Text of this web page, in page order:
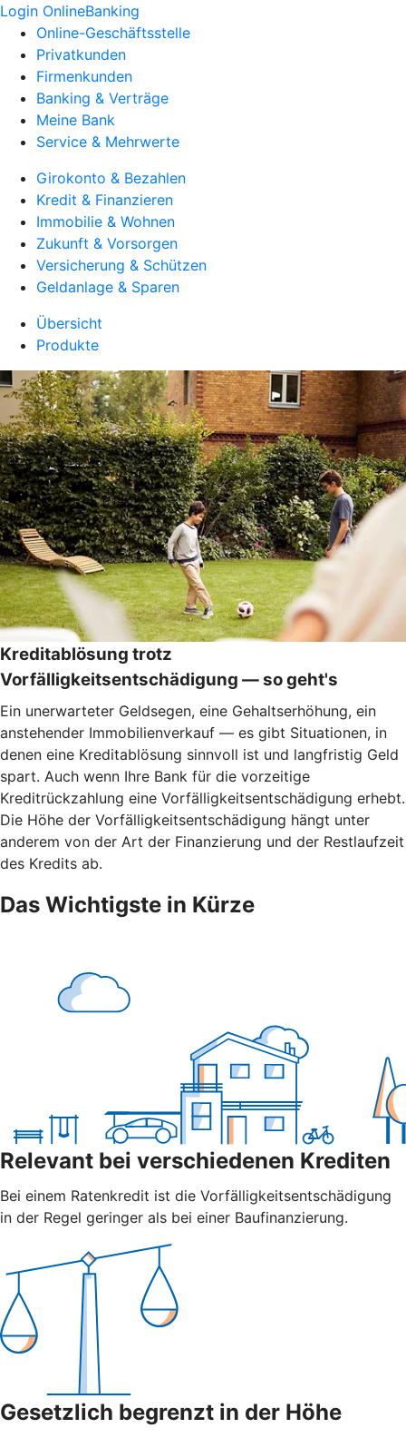
Login OnlineBanking
Online-Geschäftsstelle
Privatkunden
Firmenkunden
Banking & Verträge
Meine Bank
Service & Mehrwerte
Girokonto & Bezahlen
Kredit & Finanzieren
Immobilie & Wohnen
Zukunft & Vorsorgen
Versicherung & Schützen
Geldanlage & Sparen
Übersicht
Produkte
Kreditablösung trotz
Vorfälligkeitsentschädigung — so geht's
Ein unerwarteter Geldsegen, eine Gehaltserhöhung, ein
anstehender Immobilienverkauf — es gibt Situationen, in
denen eine Kreditablösung sinnvoll ist und langfristig Geld
spart. Auch wenn Ihre Bank für die vorzeitige
Kreditrückzahlung eine Vorfälligkeitsentschädigung erhebt.
Die Höhe der Vorfälligkeitsentschädigung hängt unter
anderem von der Art der Finanzierung und der Restlaufzeit
des Kredits ab.
Das Wichtigste in Kürze
Relevant bei verschiedenen Krediten
Bei einem Ratenkredit ist die Vorfälligkeitsentschädigung
in der Regel geringer als bei einer Baufinanzierung.
Gesetzlich begrenzt in der Höhe